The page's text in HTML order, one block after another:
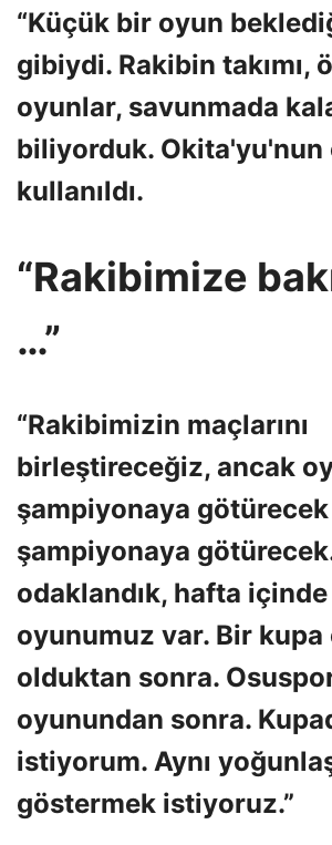
“Küçük bir oyun
gibiydi. Rakibin takımı,
oyunlar, savunmada
biliyorduk. Okita'yu'nun
kullanıldı.
“Rakibimize
…”
“Rakibimizin maçlarını
birleştireceğiz, ancak
şampiyonaya
şampiyonaya
odaklandık, hafta
oyunumuz var. Bir kupa
olduktan sonra.
oyunundan sonra.
istiyorum. Aynı
göstermek istiyoruz.”